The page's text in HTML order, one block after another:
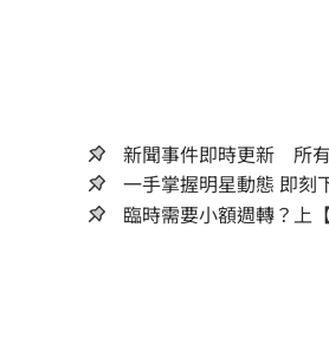
新聞事件即時更新 所有
一手掌握
臨時需要小額週轉？上